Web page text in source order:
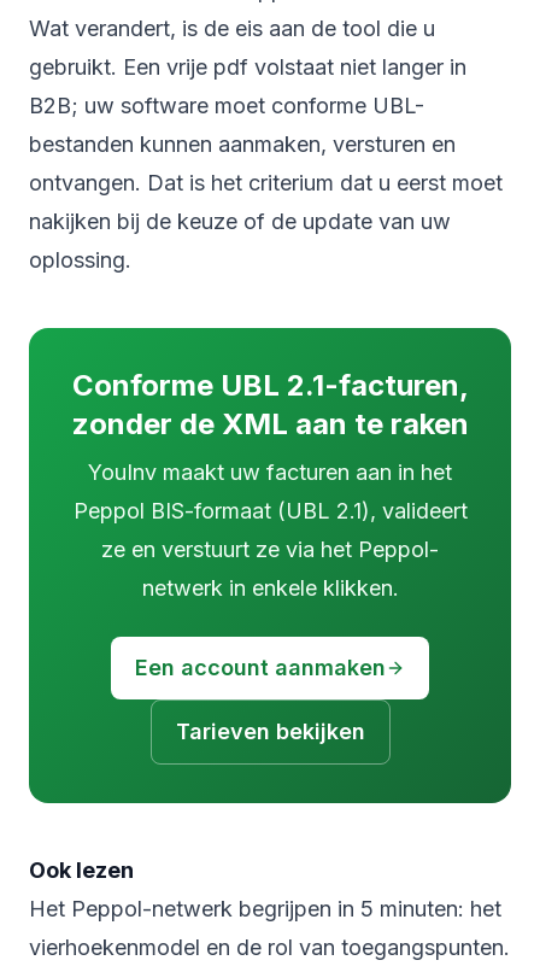
Wat verandert, is de eis aan de tool die u
gebruikt. Een vrije pdf volstaat niet langer in
B2B; uw software moet conforme UBL-
bestanden kunnen aanmaken, versturen en
ontvangen. Dat is het criterium dat u eerst moet
nakijken bij de keuze of de update van uw
oplossing.
Conforme UBL 2.1-facturen,
zonder de XML aan te raken
YouInv maakt uw facturen aan in het
Peppol BIS-formaat (UBL 2.1), valideert
ze en verstuurt ze via het Peppol-
netwerk in enkele klikken.
Een account aanmaken
Tarieven bekijken
Ook lezen
Het Peppol-netwerk begrijpen in 5 minuten: het
vierhoekenmodel en de rol van toegangspunten.